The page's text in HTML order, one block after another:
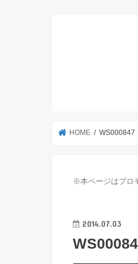
HOME WS000847
※本ページはプロ
2014.07.03